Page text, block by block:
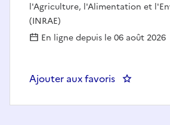
l'Agriculture, l'Alimentation et
(INRAE)
En ligne depuis le 06 août 2026
Ajouter aux favoris :